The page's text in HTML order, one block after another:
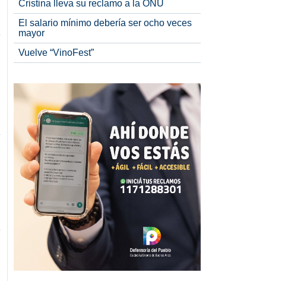
Cristina lleva su reclamo a la ONU
El salario mínimo debería ser ocho veces
mayor
Vuelve “VinoFest”